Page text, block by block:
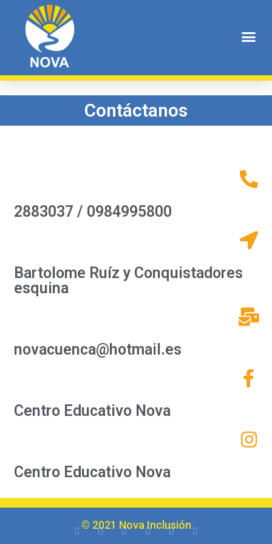
Contacto
Contáctanos
2883037 / 0984995800
Bartolome Ruíz y Conquistadores
esquina
novacuenca@hotmail.es
Centro Educativo Nova
Centro Educativo Nova
© 2021 Nova Inclusión